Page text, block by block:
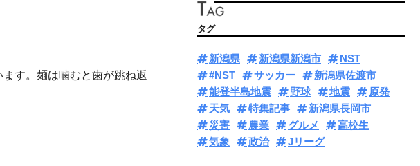
す。麺は噛むと歯が跳ね返
タグ
新潟県 新潟県新潟市
NST
#NST
サッカー
新潟県佐渡市
能登半島地震
野球 地震
原発
天気
特集記事
新潟県長岡市
災害
農業 グルメ
高校生
気象
政治 Jリーグ